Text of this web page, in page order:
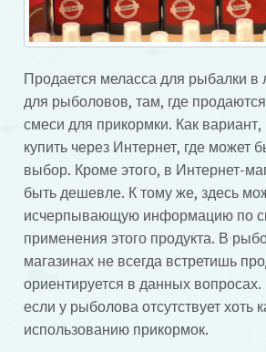
Продается меласса для рыбалки в
для рыболовов, там, где
смеси для прикормки. Как
купить через Интернет, где может
выбор. Кроме этого, в Интернет-
быть дешевле. К тому же, здесь
исчерпывающую информацию по
применения этого продукта. В
магазинах не всегда встретишь
ориентируется в данных
если у рыболова отсутствует хоть
использованию прикормок.